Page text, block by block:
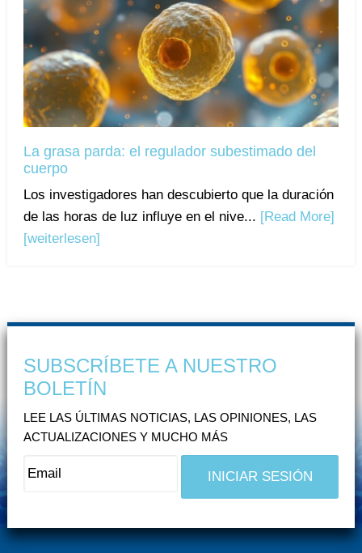
La grasa parda: el regulador subestimado del
cuerpo
Los investigadores han descubierto que la duración
de las horas de luz influye en el nive... [Read More]
[weiterlesen]
SUBSCRÍBETE A NUESTRO
BOLETÍN
LEE LAS ÚLTIMAS NOTICIAS, LAS OPINIONES, LAS
ACTUALIZACIONES Y MUCHO MÁS